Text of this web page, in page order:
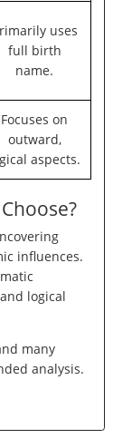
uses
full birth
name.
Focuses on
outward,
aspects.
influences.
logical
many
analysis.